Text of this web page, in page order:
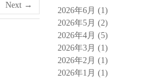
Next →
2026年6月 (1)
2026年5月 (2)
2026年4月 (5)
2026年3月 (1)
2026年2月 (1)
2026年1月 (1)